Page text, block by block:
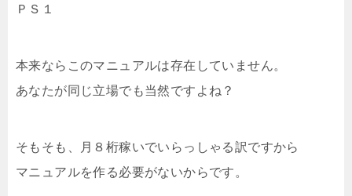
ＰＳ１
本来ならこのマニュアルは存在していません。
あなたが同じ立場でも当然ですよね？
そもそも、月８桁稼いでいらっしゃる訳ですから
マニュアルを作る必要がないからです。